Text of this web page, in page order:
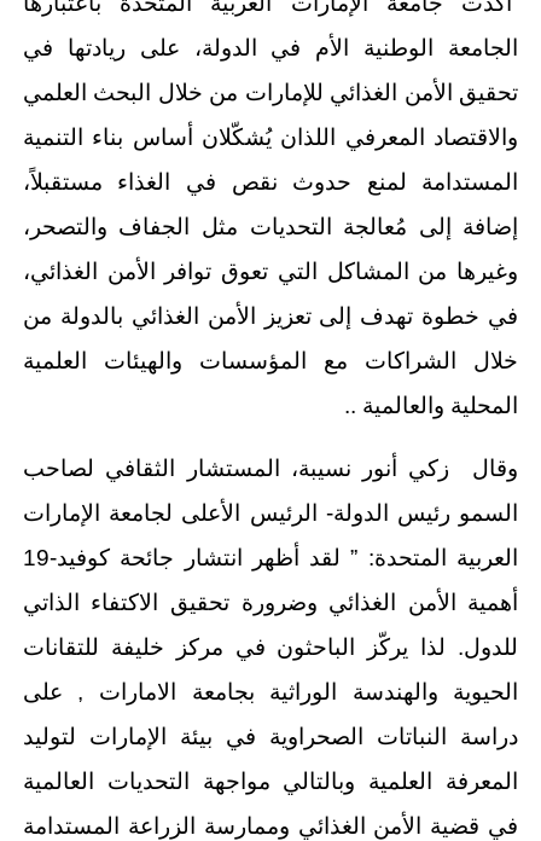
الجامعة الوطنية الأم في الدولة، على ريادتها في
تحقيق الأمن الغذائي للإمارات من خلال البحث العلمي
والاقتصاد المعرفي اللذان يُشكّلان أساس بناء التنمية
المستدامة لمنع حدوث نقص في الغذاء مستقبلاً،
إضافة إلى مُعالجة التحديات مثل الجفاف والتصحر،
وغيرها من المشاكل التي تعوق توافر الأمن الغذائي،
في خطوة تهدف إلى تعزيز الأمن الغذائي بالدولة من
خلال الشراكات مع المؤسسات والهيئات العلمية
المحلية والعالمية ..
وقال زكي أنور نسيبة، المستشار الثقافي لصاحب
السمو رئيس الدولة- الرئيس الأعلى لجامعة الإمارات
العربية المتحدة: ” لقد أظهر انتشار جائحة كوفيد-19
أهمية الأمن الغذائي وضرورة تحقيق الاكتفاء الذاتي
للدول. لذا يركّز الباحثون في مركز خليفة للتقانات
الحيوية والهندسة الوراثية بجامعة الامارات , على
دراسة النباتات الصحراوية في بيئة الإمارات لتوليد
المعرفة العلمية وبالتالي مواجهة التحديات العالمية
في قضية الأمن الغذائي وممارسة الزراعة المستدامة